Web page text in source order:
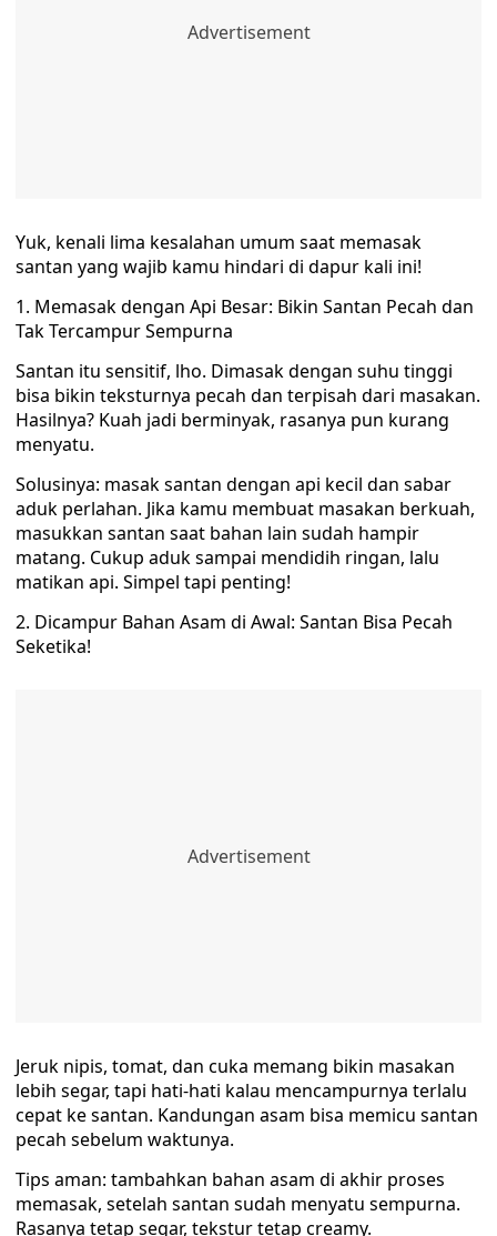
Yuk, kenali lima kesalahan umum saat memasak
santan yang wajib kamu hindari di dapur kali ini!
1. Memasak dengan Api Besar: Bikin Santan Pecah dan
Tak Tercampur Sempurna
Santan itu sensitif, lho. Dimasak dengan suhu tinggi
bisa bikin teksturnya pecah dan terpisah dari masakan.
Hasilnya? Kuah jadi berminyak, rasanya pun kurang
menyatu.
Solusinya: masak santan dengan api kecil dan sabar
aduk perlahan. Jika kamu membuat masakan berkuah,
masukkan santan saat bahan lain sudah hampir
matang. Cukup aduk sampai mendidih ringan, lalu
matikan api. Simpel tapi penting!
2. Dicampur Bahan Asam di Awal: Santan Bisa Pecah
Seketika!
Jeruk nipis, tomat, dan cuka memang bikin masakan
lebih segar, tapi hati-hati kalau mencampurnya terlalu
cepat ke santan. Kandungan asam bisa memicu santan
pecah sebelum waktunya.
Tips aman: tambahkan bahan asam di akhir proses
memasak, setelah santan sudah menyatu sempurna.
Rasanya tetap segar, tekstur tetap creamy.